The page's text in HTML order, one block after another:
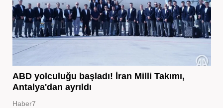
ABD yolculuğu başladı! İran Milli Takımı,
Antalya'dan ayrıldı
Haber7